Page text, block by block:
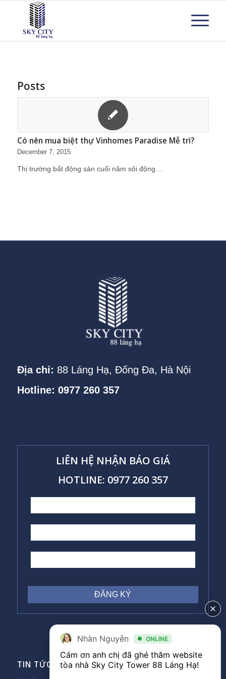
Posts
Có nên mua biệt thự Vinhomes Paradise Mễ trì?
December 7, 2015
Thị trường bất động sản cuối năm sôi động…
Địa chỉ: 88 Láng Hạ, Đống Đa, Hà Nội
Hotline: 0977 260 357
LIÊN HỆ NHẬN BÁO GIÁ
HOTLINE: 0977 260 357
TIN TỨC VĂN PHÒNG
Nhàn Nguyễn ONLINE
Cám ơn anh chị đã ghé thăm website
tòa nhà Sky City Tower 88 Láng Hạ!